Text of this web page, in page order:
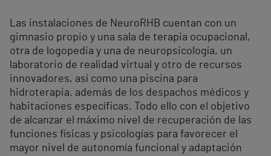
Las instalaciones de NeuroRHB cuentan con un
gimnasio propio y una sala de terapia ocupacional,
otra de logopedia y una de neuropsicología, un
laboratorio de realidad virtual y otro de recursos
innovadores, así como una piscina para
hidroterapia, además de los despachos médicos y
habitaciones específicas. Todo ello con el objetivo
de alcanzar el máximo nivel de recuperación de las
funciones físicas y psicologías para favorecer el
mayor nivel de autonomía funcional y adaptación